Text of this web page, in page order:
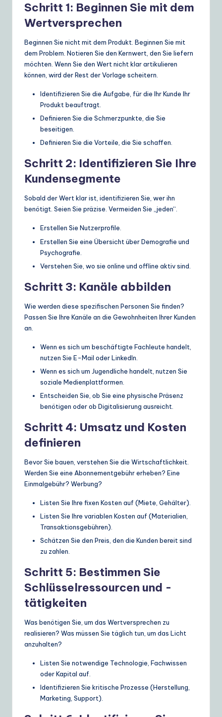
Schritt 1: Beginnen Sie mit dem
Wertversprechen
Beginnen Sie nicht mit dem Produkt. Beginnen Sie mit
dem Problem. Notieren Sie den Kernwert, den Sie liefern
möchten. Wenn Sie den Wert nicht klar artikulieren
können, wird der Rest der Vorlage scheitern.
Identifizieren Sie die Aufgabe, für die Ihr Kunde Ihr
Produkt beauftragt.
Definieren Sie die Schmerzpunkte, die Sie
beseitigen.
Definieren Sie die Vorteile, die Sie schaffen.
Schritt 2: Identifizieren Sie Ihre
Kundensegmente
Sobald der Wert klar ist, identifizieren Sie, wer ihn
benötigt. Seien Sie präzise. Vermeiden Sie „jeden“.
Erstellen Sie Nutzerprofile.
Erstellen Sie eine Übersicht über Demografie und
Psychografie.
Verstehen Sie, wo sie online und offline aktiv sind.
Schritt 3: Kanäle abbilden
Wie werden diese spezifischen Personen Sie finden?
Passen Sie Ihre Kanäle an die Gewohnheiten Ihrer Kunden
an.
Wenn es sich um beschäftigte Fachleute handelt,
nutzen Sie E-Mail oder LinkedIn.
Wenn es sich um Jugendliche handelt, nutzen Sie
soziale Medienplattformen.
Entscheiden Sie, ob Sie eine physische Präsenz
benötigen oder ob Digitalisierung ausreicht.
Schritt 4: Umsatz und Kosten
definieren
Bevor Sie bauen, verstehen Sie die Wirtschaftlichkeit.
Werden Sie eine Abonnementgebühr erheben? Eine
Einmalgebühr? Werbung?
Listen Sie Ihre fixen Kosten auf (Miete, Gehälter).
Listen Sie Ihre variablen Kosten auf (Materialien,
Transaktionsgebühren).
Schätzen Sie den Preis, den die Kunden bereit sind
zu zahlen.
Schritt 5: Bestimmen Sie
Schlüsselressourcen und -
tätigkeiten
Was benötigen Sie, um das Wertversprechen zu
realisieren? Was müssen Sie täglich tun, um das Licht
anzuhalten?
Listen Sie notwendige Technologie, Fachwissen
oder Kapital auf.
Identifizieren Sie kritische Prozesse (Herstellung,
Marketing, Support).